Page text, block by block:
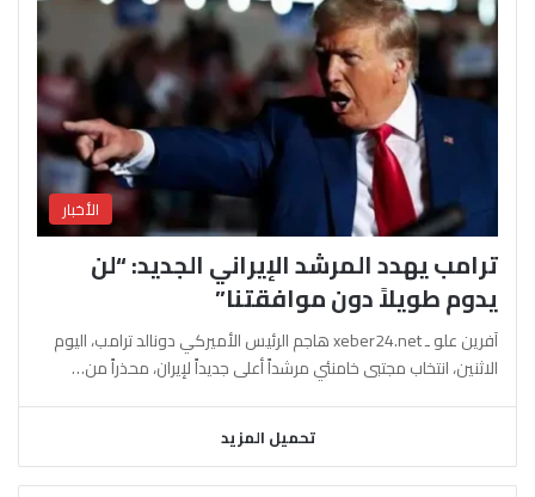
الأخبار
ترامب يهدد المرشد الإيراني الجديد: “لن
يدوم طويلاً دون موافقتنا”
آفرين علو ـ xeber24.net هاجم الرئيس الأميركي دونالد ترامب، اليوم
الاثنين، انتخاب مجتبى خامنئي مرشداً أعلى جديداً لإيران، محذراً من…
تحميل المزيد